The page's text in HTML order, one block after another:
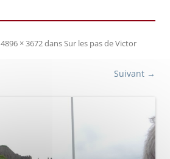
4896 × 3672dansSur les pas de Victor
Suivant →